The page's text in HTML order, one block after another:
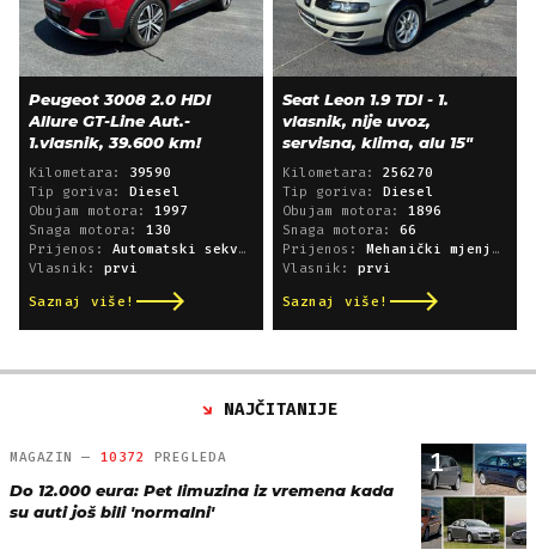
Peugeot 3008 2.0 HDI
Allure GT-Line Aut.-
1.vlasnik, 39.600 km!
Kilometara: 39590
Tip goriva:
Diesel
Obujam motora: 1997
Snaga motora: 130
Prijenos: Automatski sekvencijski
Vlasnik: prvi
Saznaj više!
Seat Leon 1.9 TDI - 1.
vlasnik, nije uvoz,
servisna, klima, alu 15"
Kilometara: 256270
Tip goriva:
Diesel
Obujam motora: 1896
Snaga motora: 66
Prijenos:
Mehanički mjenjač
Vlasnik: prvi
Saznaj više!
NAJČITANIJE
1
MAGAZIN — 10372 PREGLEDA
Do 12.000 eura: Pet limuzina iz vremena kada
su auti još bili 'normalni'